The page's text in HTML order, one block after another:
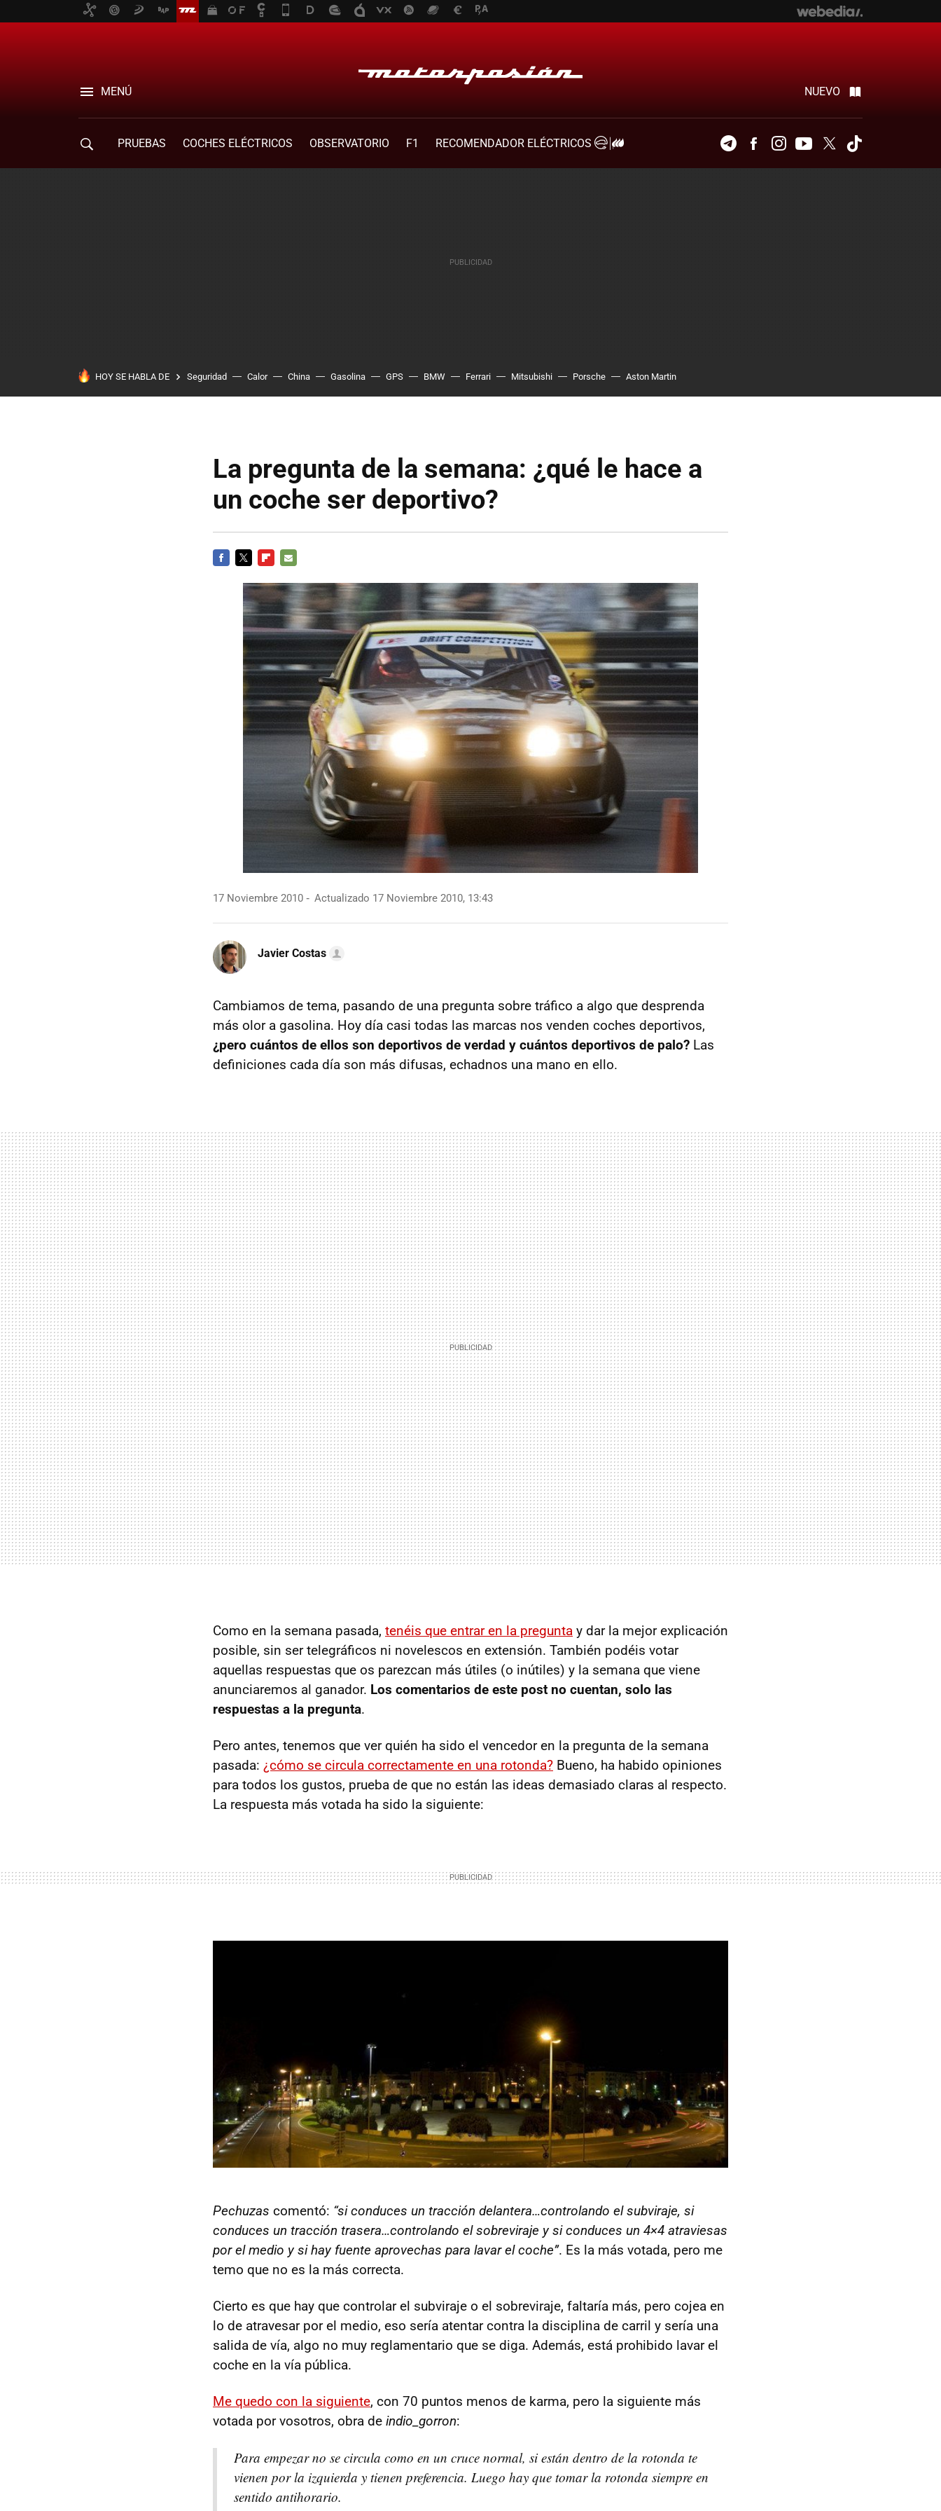
MENÚ NUEVO
PRUEBAS COCHES ELÉCTRICOS OBSERVATORIO F1
RECOMENDADOR ELÉCTRICOS
TelegramFacebookInstagramYoutubeTwitter
HOY SE HABLA DE Seguridad Calor China Gasolina GPS BMW Ferrari Mitsubishi Porsche Aston Martin
La pregunta de la semana: ¿qué le hace a
un coche ser deportivo?
MAIL
17 Noviembre 2010 Actualizado 17 Noviembre 2010, 13:43
Javier Costas
Cambiamos de tema, pasando de una pregunta sobre tráfico a algo que desprenda
más olor a gasolina. Hoy día casi todas las marcas nos venden coches deportivos,
¿pero cuántos de ellos son deportivos de verdad y cuántos deportivos de palo? Las
definiciones cada día son más difusas, echadnos una mano en ello.
Como en la semana pasada, tenéis que entrar en la pregunta y dar la mejor explicación
posible, sin ser telegráficos ni novelescos en extensión. También podéis votar
aquellas respuestas que os parezcan más útiles (o inútiles) y la semana que viene
anunciaremos al ganador. Los comentarios de este post no cuentan, solo las
respuestas a la pregunta.
Pero antes, tenemos que ver quién ha sido el vencedor en la pregunta de la semana
pasada: ¿cómo se circula correctamente en una rotonda? Bueno, ha habido opiniones
para todos los gustos, prueba de que no están las ideas demasiado claras al respecto.
La respuesta más votada ha sido la siguiente:
Pechuzas comentó: “si conduces un tracción delantera…controlando el subviraje, si
conduces un tracción trasera…controlando el sobreviraje y si conduces un 4×4 atraviesas
por el medio y si hay fuente aprovechas para lavar el coche”. Es la más votada, pero me
temo que no es la más correcta.
Cierto es que hay que controlar el subviraje o el sobreviraje, faltaría más, pero cojea en
lo de atravesar por el medio, eso sería atentar contra la disciplina de carril y sería una
salida de vía, algo no muy reglamentario que se diga. Además, está prohibido lavar el
coche en la vía pública.
Me quedo con la siguiente, con 70 puntos menos de karma, pero la siguiente más
votada por vosotros, obra de indio_gorron:
Para empezar no se circula como en un cruce normal, si están dentro de la rotonda te
vienen por la izquierda y tienen preferencia. Luego hay que tomar la rotonda siempre en
sentido antihorario.